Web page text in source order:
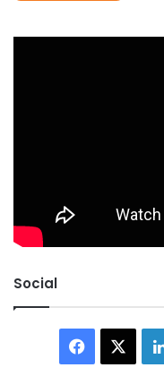
Social
Facebook